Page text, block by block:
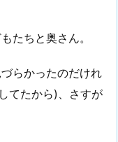
たちと奥さん。
らかったのだけれ
てたから)、さすが